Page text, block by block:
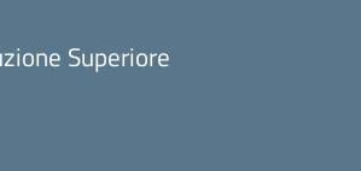
Superiore